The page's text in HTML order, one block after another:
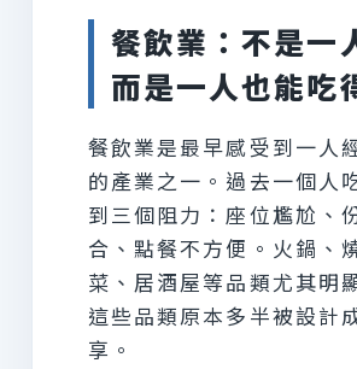
餐飲業：不是一
而是一人也能吃
餐飲業是最早感受到一人
的產業之一。過去一個人
到三個阻力：座位尷尬、
合、點餐不方便。火鍋、
菜、居酒屋等品類尤其明
這些品類原本多半被設計
享。